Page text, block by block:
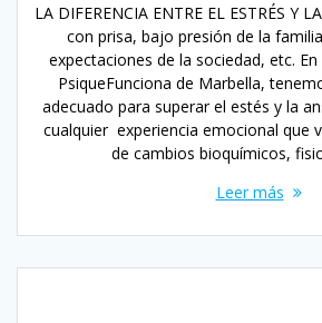
LA DIFERENCIA ENTRE EL ESTRÉS Y
con prisa, bajo presión de la
expectaciones de la sociedad, etc.
PsiqueFunciona de Marbella,
adecuado para superar el estés y la
cualquier experiencia emocional que
de cambios bioquímicos,
Leer más